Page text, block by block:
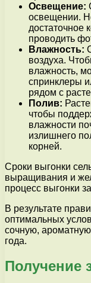
Освещение:
освещении.
достаточное
проводить
Влажность:
воздуха.
влажность,
спринклеры
рядом с
Полив:
чтобы
влажности
излишнего
корней.
Сроки выгонки
выращивания и
процесс выгонки
В результате
оптимальных
сочную,
года.
Получение